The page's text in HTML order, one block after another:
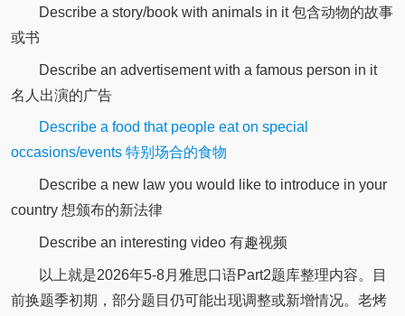
Describe a story/book with animals in it 包含动物的故事
或书
Describe an advertisement with a famous person in it
名人出演的广告
Describe a food that people eat on special
occasions/events 特别场合的食物
Describe a new law you would like to introduce in your
country 想颁布的新法律
Describe an interesting video 有趣视频
以上就是2026年5-8月雅思口语Part2题库整理内容。目
前换题季初期，部分题目仍可能出现调整或新增情况。老烤